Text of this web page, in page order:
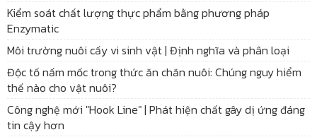
Kiểm soát chất lượng thực phẩm bằng phương pháp
Enzymatic
Môi trường nuôi cấy vi sinh vật | Định nghĩa và phân loại
Độc tố nấm mốc trong thức ăn chăn nuôi: Chúng nguy hiểm
thế nào cho vật nuôi?
Công nghệ mới "Hook Line" | Phát hiện chất gây dị ứng đáng
tin cậy hơn